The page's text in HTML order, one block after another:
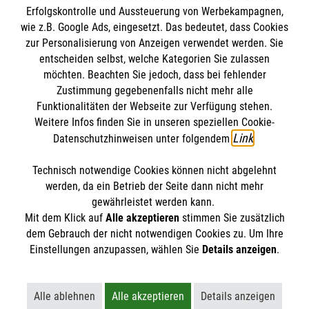
STORIES
HILFREICH
ENGAGEMENT
Ernährungsarmut und Hunger gibt es auch in Deutschland. Die
Tafeln helfen und auch du kannst unterstützen.
Armut #Engagement
WEITERE ARTIKEL
Themenübersicht Über diesen Hub
Kontakt Impressum
Datenschutz Malteser.de
Erfolgskontrolle und Aussteuerung von Werbekampagnen,
wie z.B. Google Ads, eingesetzt. Das bedeutet, dass Cookies
zur Personalisierung von Anzeigen verwendet werden. Sie
entscheiden selbst, welche Kategorien Sie zulassen
möchten. Beachten Sie jedoch, dass bei fehlender
Zustimmung gegebenenfalls nicht mehr alle
Funktionalitäten der Webseite zur Verfügung stehen.
Weitere Infos finden Sie in unseren speziellen Cookie-
Datenschutzhinweisen unter folgendem Link
Technisch notwendige Cookies können nicht abgelehnt
werden, da ein Betrieb der Seite dann nicht mehr
gewährleistet werden kann.
Mit dem Klick auf Alle akzeptierenstimmen Sie zusätzlich
dem Gebrauch der nicht notwendigen Cookies zu. Um Ihre
Einstellungen anzupassen, wählen Sie Details anzeigen.
Alle ablehnen
Alle akzeptieren
Details anzeigen